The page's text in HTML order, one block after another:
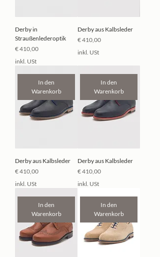
Derby in
Straußenlederoptik
Preis
€ 410,00
inkl. USt
Derby aus Kalbsleder
Preis
€ 410,00
inkl. USt
In den
Warenkorb
Derby aus Kalbsleder
Preis
€ 410,00
inkl. USt
In den
Warenkorb
Derby aus Kalbsleder
Preis
€ 410,00
inkl. USt
In den
Warenkorb
In den
Warenkorb